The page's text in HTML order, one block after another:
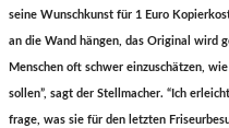
seine Wunschkunst für 1 Euro
an die Wand hängen, das Original wird
Menschen oft schwer einzuschätzen,
sollen”, sagt der Stellmacher. “Ich
frage, was sie für den letzten